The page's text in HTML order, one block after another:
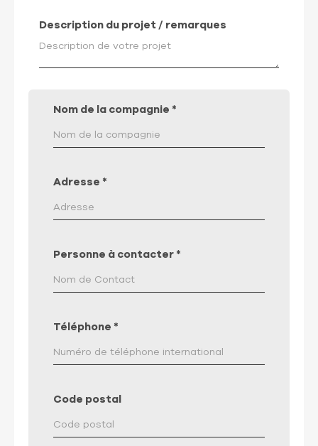
Description du projet / remarques
Nom de la compagnie *
Adresse *
Personne à contacter *
Téléphone *
Code postal